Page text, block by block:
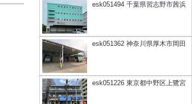
esk051494 千葉県習志野市茜浜
esk051362 神奈川県厚木市岡田
esk051226 東京都中野区上鷺宮